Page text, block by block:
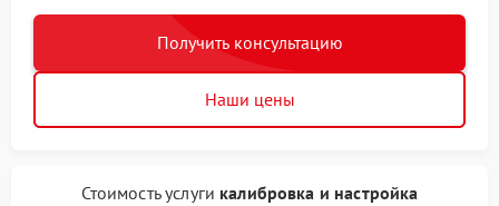
Получить консультацию
Наши цены
Стоимость услуги калибровка и настройка